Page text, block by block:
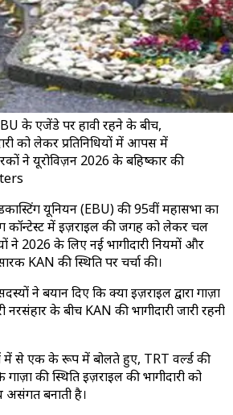
के एजेंडे पर हावी रहने के बीच,
को लेकर प्रतिनिधियों में आपस में
ने यूरोविज़न 2026 के बहिष्कार की
यूनियन (EBU) की 95वीं महासभा का
कॉन्टेस्ट में इज़राइल की जगह को लेकर चल
ने 2026 के लिए नई भागीदारी नियमों और
KAN की स्थिति पर चर्चा की।
ने बयान दिए कि क्या इज़राइल द्वारा गाज़ा
नरसंहार के बीच KAN की भागीदारी जारी रहनी
से एक के रूप में बोलते हुए, TRT वर्ल्ड की
की स्थिति इज़राइल की भागीदारी को
बनाती है।